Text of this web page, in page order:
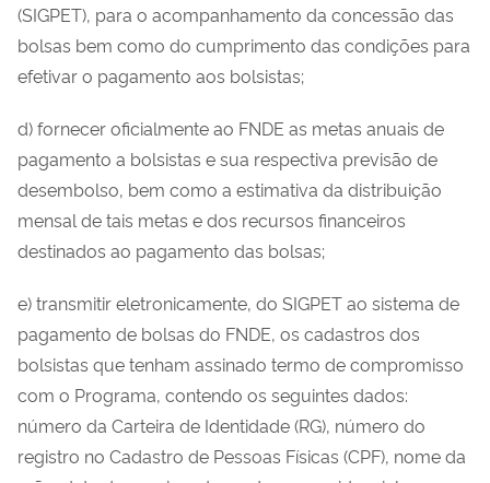
(SIGPET), para o acompanhamento da concessão das
bolsas bem como do cumprimento das condições para
efetivar o pagamento aos bolsistas;
d) fornecer oficialmente ao FNDE as metas anuais de
pagamento a bolsistas e sua respectiva previsão de
desembolso, bem como a estimativa da distribuição
mensal de tais metas e dos recursos financeiros
destinados ao pagamento das bolsas;
e) transmitir eletronicamente, do SIGPET ao sistema de
pagamento de bolsas do FNDE, os cadastros dos
bolsistas que tenham assinado termo de compromisso
com o Programa, contendo os seguintes dados:
número da Carteira de Identidade (RG), número do
registro no Cadastro de Pessoas Físicas (CPF), nome da